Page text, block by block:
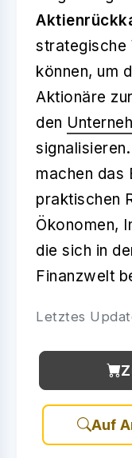
strategische
können, um
Aktionäre
den
machen das
praktischen
Ökonomen,
die sich in
Finanzwelt
Letztes
Auf